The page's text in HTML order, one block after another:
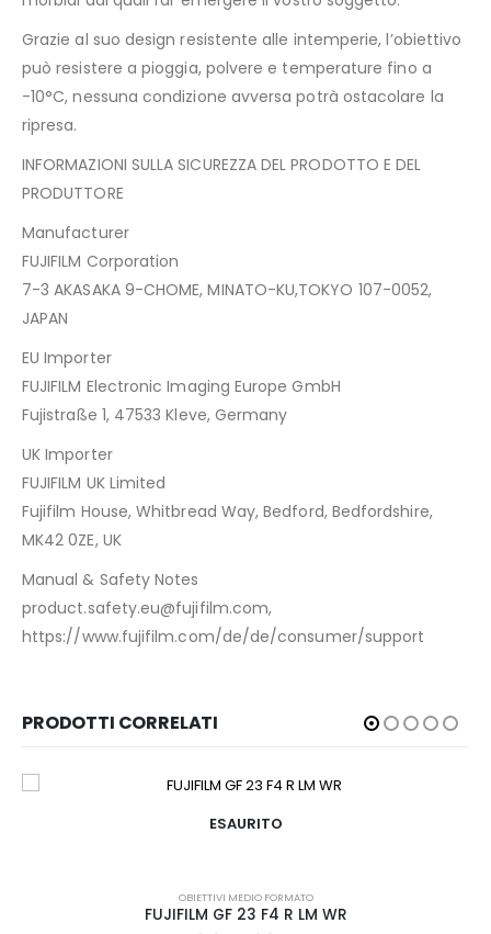
Grazie al suo design resistente alle intemperie, l’obiettivo
può resistere a pioggia, polvere e temperature fino a
-10°C, nessuna condizione avversa potrà ostacolare la
ripresa.
INFORMAZIONI SULLA SICUREZZA DEL PRODOTTO E DEL
PRODUTTORE
Manufacturer
FUJIFILM Corporation
7-3 AKASAKA 9-CHOME, MINATO-KU,TOKYO 107-0052,
JAPAN
EU Importer
FUJIFILM Electronic Imaging Europe GmbH
Fujistraße 1, 47533 Kleve, Germany
UK Importer
FUJIFILM UK Limited
Fujifilm House, Whitbread Way, Bedford, Bedfordshire,
MK42 0ZE, UK
Manual & Safety Notes
product.safety.eu@fujifilm.com,
https://www.fujifilm.com/de/de/consumer/support
PRODOTTI CORRELATI
ESAURITO
OBIETTIVI MEDIO FORMATO
FUJIFILM GF 23 F4 R LM WR